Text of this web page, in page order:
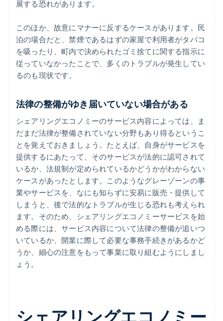
展する恐れがあります。
このほか、故意にマナーに反するケースがあります。民
泊の場合だと、禁煙であるはずの家屋で利用者がタバコ
を吸ったり、町内で決められたゴミ捨てに関する指示に
従っていなかったことで、多くのトラブルが発生してい
るのも現状です。
法律の整備がゆき届いていない場合がある
シェアリングエコノミーのサービス内容によっては、ま
だまだ法律が整備されていない分野もあり得るというこ
とを覚えておきましょう。たとえば、自身がサービスを
提供するにあたって、そのサービスが法的に認可されて
いるか、法規制が定められているかどうかがわからない
ケースがあったとします。このようなグレーゾーンの事
業やサービスを、なにも知らずに安易に販売・提供して
しまうと、後で法的なトラブルが生じる恐れも考えられ
ます。そのため、シェアリングエコノミーサービスを始
める際には、サービス内容について法律の整備が追いつ
いているか、開業に際して必要な事務手続きがあるかど
うか、細心の注意をもって事業に取り組むようにしまし
ょう。
シェアリングエコノミー